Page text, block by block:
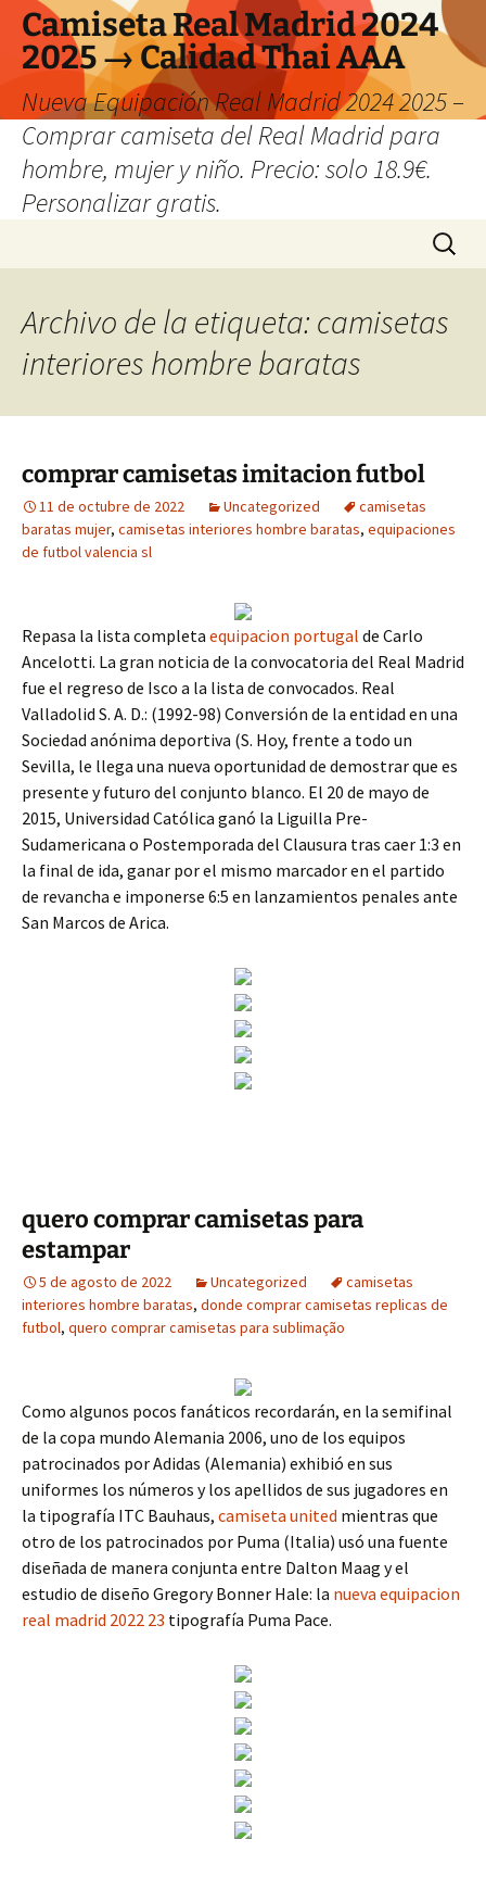
Camiseta Real Madrid 2024
2025 → Calidad Thai AAA
Nueva Equipación Real Madrid 2024 2025 –
Comprar camiseta del Real Madrid para
hombre, mujer y niño. Precio: solo 18.9€.
Personalizar gratis.
Buscar:
Archivo de la etiqueta: camisetas
interiores hombre baratas
comprar camisetas imitacion futbol
11 de octubre de 2022 Uncategorized
camisetas
baratas mujer, camisetas interiores hombre baratas, equipaciones
de futbol valencia sl
Repasa la lista completa equipacion portugal de Carlo
Ancelotti. La gran noticia de la convocatoria del Real Madrid
fue el regreso de Isco a la lista de convocados. Real
Valladolid S. A. D.: (1992-98) Conversión de la entidad en una
Sociedad anónima deportiva (S. Hoy, frente a todo un
Sevilla, le llega una nueva oportunidad de demostrar que es
presente y futuro del conjunto blanco. El 20 de mayo de
2015, Universidad Católica ganó la Liguilla Pre-
Sudamericana o Postemporada del Clausura tras caer 1:3 en
la final de ida, ganar por el mismo marcador en el partido
de revancha e imponerse 6:5 en lanzamientos penales ante
San Marcos de Arica.
quero comprar camisetas para
estampar
5 de agosto de 2022 Uncategorized
camisetas
interiores hombre baratas, donde comprar camisetas replicas de
futbol, quero comprar camisetas para sublimação
Como algunos pocos fanáticos recordarán, en la semifinal
de la copa mundo Alemania 2006, uno de los equipos
patrocinados por Adidas (Alemania) exhibió en sus
uniformes los números y los apellidos de sus jugadores en
la tipografía ITC Bauhaus, camiseta united mientras que
otro de los patrocinados por Puma (Italia) usó una fuente
diseñada de manera conjunta entre Dalton Maag y el
estudio de diseño Gregory Bonner Hale: la nueva equipacion
real madrid 2022 23 tipografía Puma Pace.